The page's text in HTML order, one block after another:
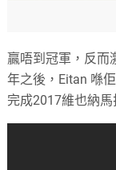
贏唔到冠軍，反而
年之後，Eitan 喺
完成2017維也納